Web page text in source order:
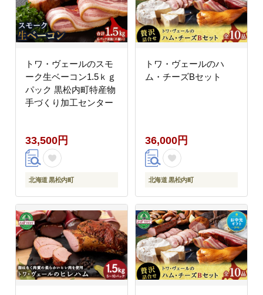
トワ・ヴェールのスモ
ーク生ベーコン1.5ｋｇ
パック 黒松内町特産物
手づくり加工センター
33,500円
北海道 黒松内町
トワ・ヴェールのハ
ム・チーズBセット
36,000円
北海道 黒松内町